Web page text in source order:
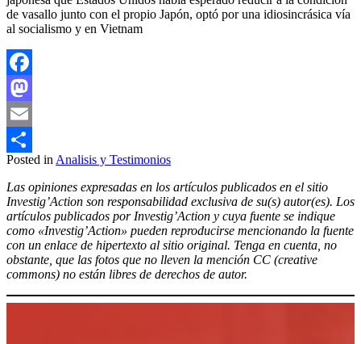
de vasallo junto con el propio Japón, optó por una idiosincrásica vía
al socialismo y en Vietnam
Facebook
Mastodon
Email
Compartir
Posted in Analisis y Testimonios
Las opiniones expresadas en los artículos publicados en el sitio
Investig’Action son responsabilidad exclusiva de su(s) autor(es). Los
artículos publicados por Investig’Action y cuya fuente se indique
como «Investig’Action» pueden reproducirse mencionando la fuente
con un enlace de hipertexto al sitio original. Tenga en cuenta, no
obstante, que las fotos que no lleven la mención CC (creative
commons) no están libres de derechos de autor.